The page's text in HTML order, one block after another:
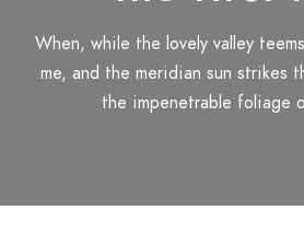
When, while the lovely valley
me, and the meridian sun strikes
the impenetrable foliage